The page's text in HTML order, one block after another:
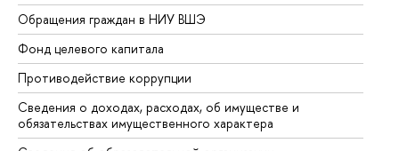
Обращения граждан в НИУ ВШЭ
Фонд целевого капитала
Противодействие коррупции
Сведения о доходах, расходах, об имуществе и
обязательствах имущественного характера